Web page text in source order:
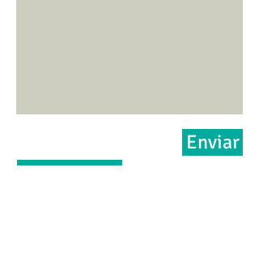
Enviar